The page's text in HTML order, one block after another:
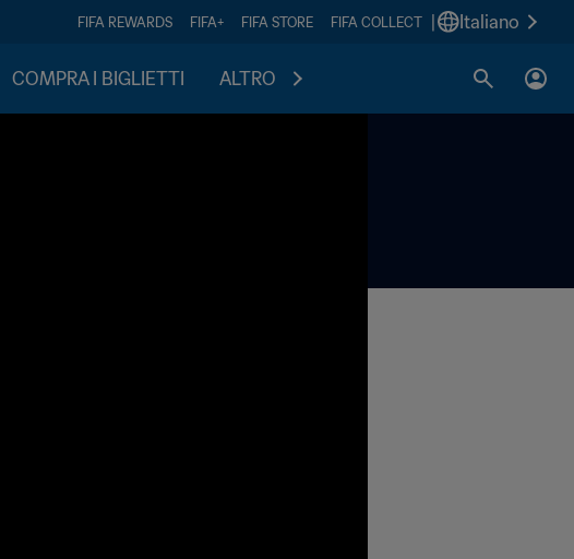
FIFA REWARDS FIFA+ FIFA STORE FIFA COLLECT Italiano
COMPRA I BIGLIETTI ALTRO